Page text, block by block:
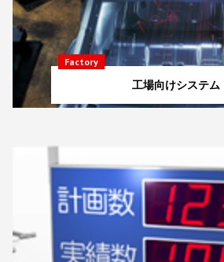
Factory
工場向けシステム